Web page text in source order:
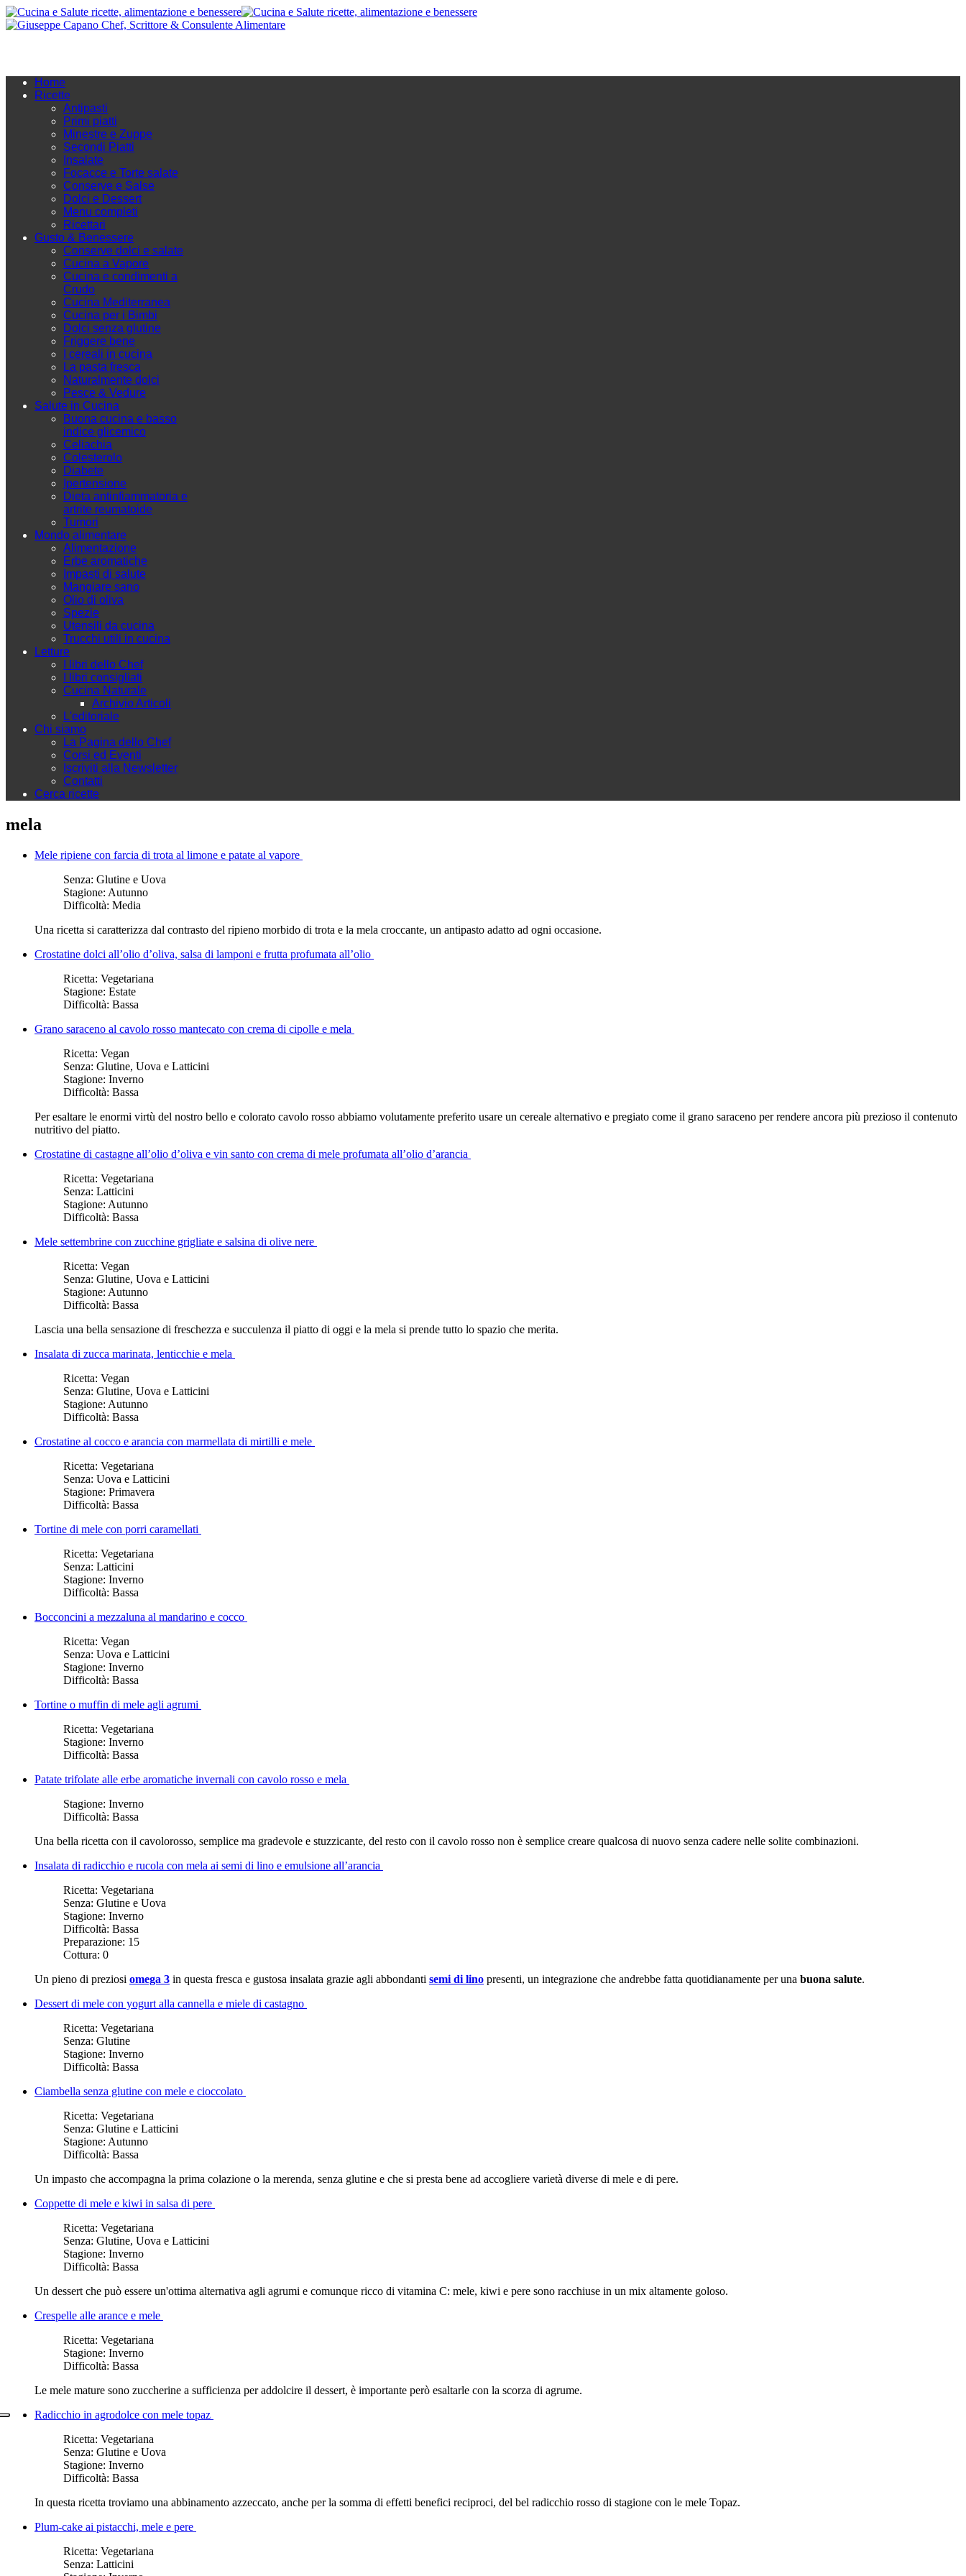
Home
Ricette
Antipasti
Primi piatti
Minestre e Zuppe
Secondi Piatti
Insalate
Focacce e Torte salate
Conserve e Salse
Dolci e Dessert
Menu completi
Ricettari
Gusto & Benessere
Conserve dolci e salate
Cucina a Vapore
Cucina e condimenti a
Crudo
Cucina Mediterranea
Cucina per i Bimbi
Dolci senza glutine
Friggere bene
I cereali in cucina
La pasta fresca
Naturalmente dolci
Pesce & Vedure
Salute in Cucina
Buona cucina e basso
indice glicemico
Celiachia
Colesterolo
Diabete
Ipertensione
Dieta antinfiammatoria e
artrite reumatoide
Tumori
Mondo alimentare
Alimentazione
Erbe aromatiche
Impasti di salute
Mangiare sano
Olio di oliva
Spezie
Utensili da cucina
Trucchi utili in cucina
Letture
I libri dello Chef
I libri consigliati
Cucina Naturale
Archivio Articoli
L'editoriale
Chi siamo
La Pagina dello Chef
Corsi ed Eventi
Iscriviti alla Newsletter
Contatti
Cerca ricette
mela
Mele ripiene con farcia di trota al limone e patate al vapore
Senza: Glutine e Uova
Stagione: Autunno
Difficoltà: Media
Una ricetta si caratterizza dal contrasto del ripieno morbido di trota e la mela croccante, un antipasto adatto ad ogni occasione.
Crostatine dolci all’olio d’oliva, salsa di lamponi e frutta profumata all’olio
Ricetta: Vegetariana
Stagione: Estate
Difficoltà: Bassa
Grano saraceno al cavolo rosso mantecato con crema di cipolle e mela
Ricetta: Vegan
Senza: Glutine, Uova e Latticini
Stagione: Inverno
Difficoltà: Bassa
Per esaltare le enormi virtù del nostro bello e colorato cavolo rosso abbiamo volutamente preferito usare un cereale alternativo e pregiato come il grano saraceno per rendere ancora più prezioso il contenuto
nutritivo del piatto.
Crostatine di castagne all’olio d’oliva e vin santo con crema di mele profumata all’olio d’arancia
Ricetta: Vegetariana
Senza: Latticini
Stagione: Autunno
Difficoltà: Bassa
Mele settembrine con zucchine grigliate e salsina di olive nere
Ricetta: Vegan
Senza: Glutine, Uova e Latticini
Stagione: Autunno
Difficoltà: Bassa
Lascia una bella sensazione di freschezza e succulenza il piatto di oggi e la mela si prende tutto lo spazio che merita.
Insalata di zucca marinata, lenticchie e mela
Ricetta: Vegan
Senza: Glutine, Uova e Latticini
Stagione: Autunno
Difficoltà: Bassa
Crostatine al cocco e arancia con marmellata di mirtilli e mele
Ricetta: Vegetariana
Senza: Uova e Latticini
Stagione: Primavera
Difficoltà: Bassa
Tortine di mele con porri caramellati
Ricetta: Vegetariana
Senza: Latticini
Stagione: Inverno
Difficoltà: Bassa
Bocconcini a mezzaluna al mandarino e cocco
Ricetta: Vegan
Senza: Uova e Latticini
Stagione: Inverno
Difficoltà: Bassa
Tortine o muffin di mele agli agrumi
Ricetta: Vegetariana
Stagione: Inverno
Difficoltà: Bassa
Patate trifolate alle erbe aromatiche invernali con cavolo rosso e mela
Stagione: Inverno
Difficoltà: Bassa
Una bella ricetta con il cavolorosso, semplice ma gradevole e stuzzicante, del resto con il cavolo rosso non è semplice creare qualcosa di nuovo senza cadere nelle solite combinazioni.
Insalata di radicchio e rucola con mela ai semi di lino e emulsione all’arancia
Ricetta: Vegetariana
Senza: Glutine e Uova
Stagione: Inverno
Difficoltà: Bassa
Preparazione: 15
Cottura: 0
Un pieno di preziosi omega 3 in questa fresca e gustosa insalata grazie agli abbondanti semi di lino presenti, un integrazione che andrebbe fatta quotidianamente per una buona salute.
Dessert di mele con yogurt alla cannella e miele di castagno
Ricetta: Vegetariana
Senza: Glutine
Stagione: Inverno
Difficoltà: Bassa
Ciambella senza glutine con mele e cioccolato
Ricetta: Vegetariana
Senza: Glutine e Latticini
Stagione: Autunno
Difficoltà: Bassa
Un impasto che accompagna la prima colazione o la merenda, senza glutine e che si presta bene ad accogliere varietà diverse di mele e di pere.
Coppette di mele e kiwi in salsa di pere
Ricetta: Vegetariana
Senza: Glutine, Uova e Latticini
Stagione: Inverno
Difficoltà: Bassa
Un dessert che può essere un'ottima alternativa agli agrumi e comunque ricco di vitamina C: mele, kiwi e pere sono racchiuse in un mix altamente goloso.
Crespelle alle arance e mele
Ricetta: Vegetariana
Stagione: Inverno
Difficoltà: Bassa
Le mele mature sono zuccherine a sufficienza per addolcire il dessert, è importante però esaltarle con la scorza di agrume.
Radicchio in agrodolce con mele topaz
Ricetta: Vegetariana
Senza: Glutine e Uova
Stagione: Inverno
Difficoltà: Bassa
In questa ricetta troviamo una abbinamento azzeccato, anche per la somma di effetti benefici reciproci, del bel radicchio rosso di stagione con le mele Topaz.
Plum-cake ai pistacchi, mele e pere
Ricetta: Vegetariana
Senza: Latticini